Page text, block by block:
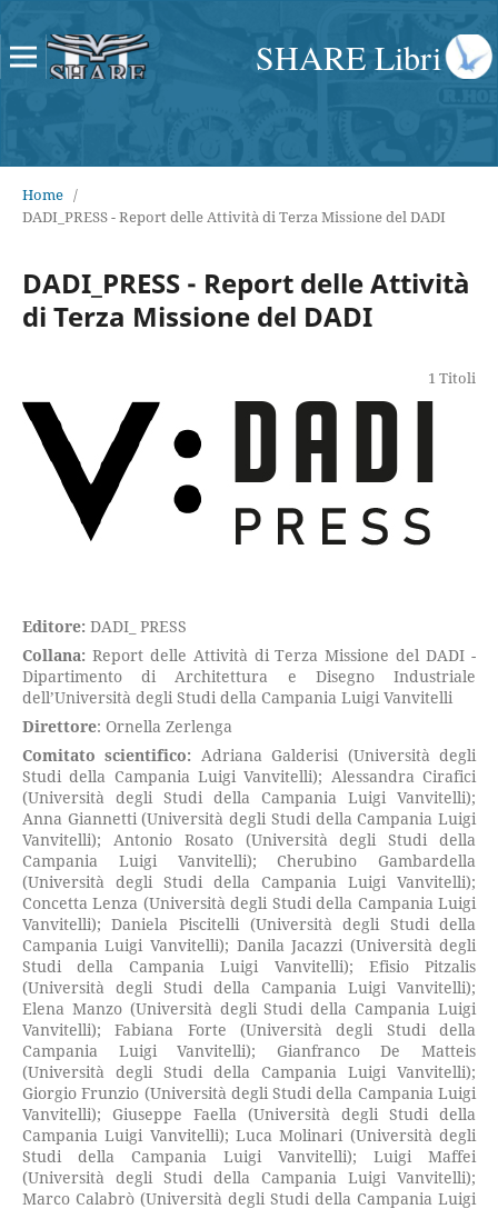
SHARE Libri
Home /
DADI_PRESS - Report delle Attività di Terza Missione del DADI
DADI_PRESS - Report delle Attività
di Terza Missione del DADI
1 Titoli
Editore: DADI_ PRESS
Collana: Report delle Attività di Terza Missione del DADI -
Dipartimento di Architettura e Disegno Industriale
dell’Università degli Studi della Campania Luigi Vanvitelli
Direttore: Ornella Zerlenga
Comitato scientifico: Adriana Galderisi (Università degli
Studi della Campania Luigi Vanvitelli); Alessandra Cirafici
(Università degli Studi della Campania Luigi Vanvitelli);
Anna Giannetti (Università degli Studi della Campania Luigi
Vanvitelli); Antonio Rosato (Università degli Studi della
Campania Luigi Vanvitelli); Cherubino Gambardella
(Università degli Studi della Campania Luigi Vanvitelli);
Concetta Lenza (Università degli Studi della Campania Luigi
Vanvitelli); Daniela Piscitelli (Università degli Studi della
Campania Luigi Vanvitelli); Danila Jacazzi (Università degli
Studi della Campania Luigi Vanvitelli); Efisio Pitzalis
(Università degli Studi della Campania Luigi Vanvitelli);
Elena Manzo (Università degli Studi della Campania Luigi
Vanvitelli); Fabiana Forte (Università degli Studi della
Campania Luigi Vanvitelli); Gianfranco De Matteis
(Università degli Studi della Campania Luigi Vanvitelli);
Giorgio Frunzio (Università degli Studi della Campania Luigi
Vanvitelli); Giuseppe Faella (Università degli Studi della
Campania Luigi Vanvitelli); Luca Molinari (Università degli
Studi della Campania Luigi Vanvitelli); Luigi Maffei
(Università degli Studi della Campania Luigi Vanvitelli);
Marco Calabrò (Università degli Studi della Campania Luigi